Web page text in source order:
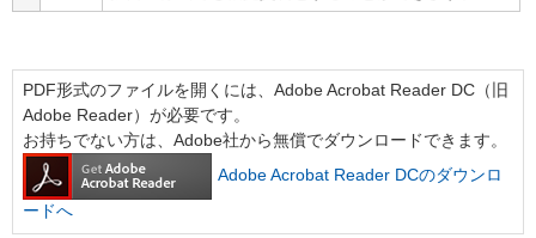
PDF形式のファイルを開くには、Adobe Acrobat Reader DC（旧
Adobe Reader）が必要です。
お持ちでない方は、Adobe社から無償でダウンロードできます。
Adobe Acrobat Reader DCのダウンロ
ードへ